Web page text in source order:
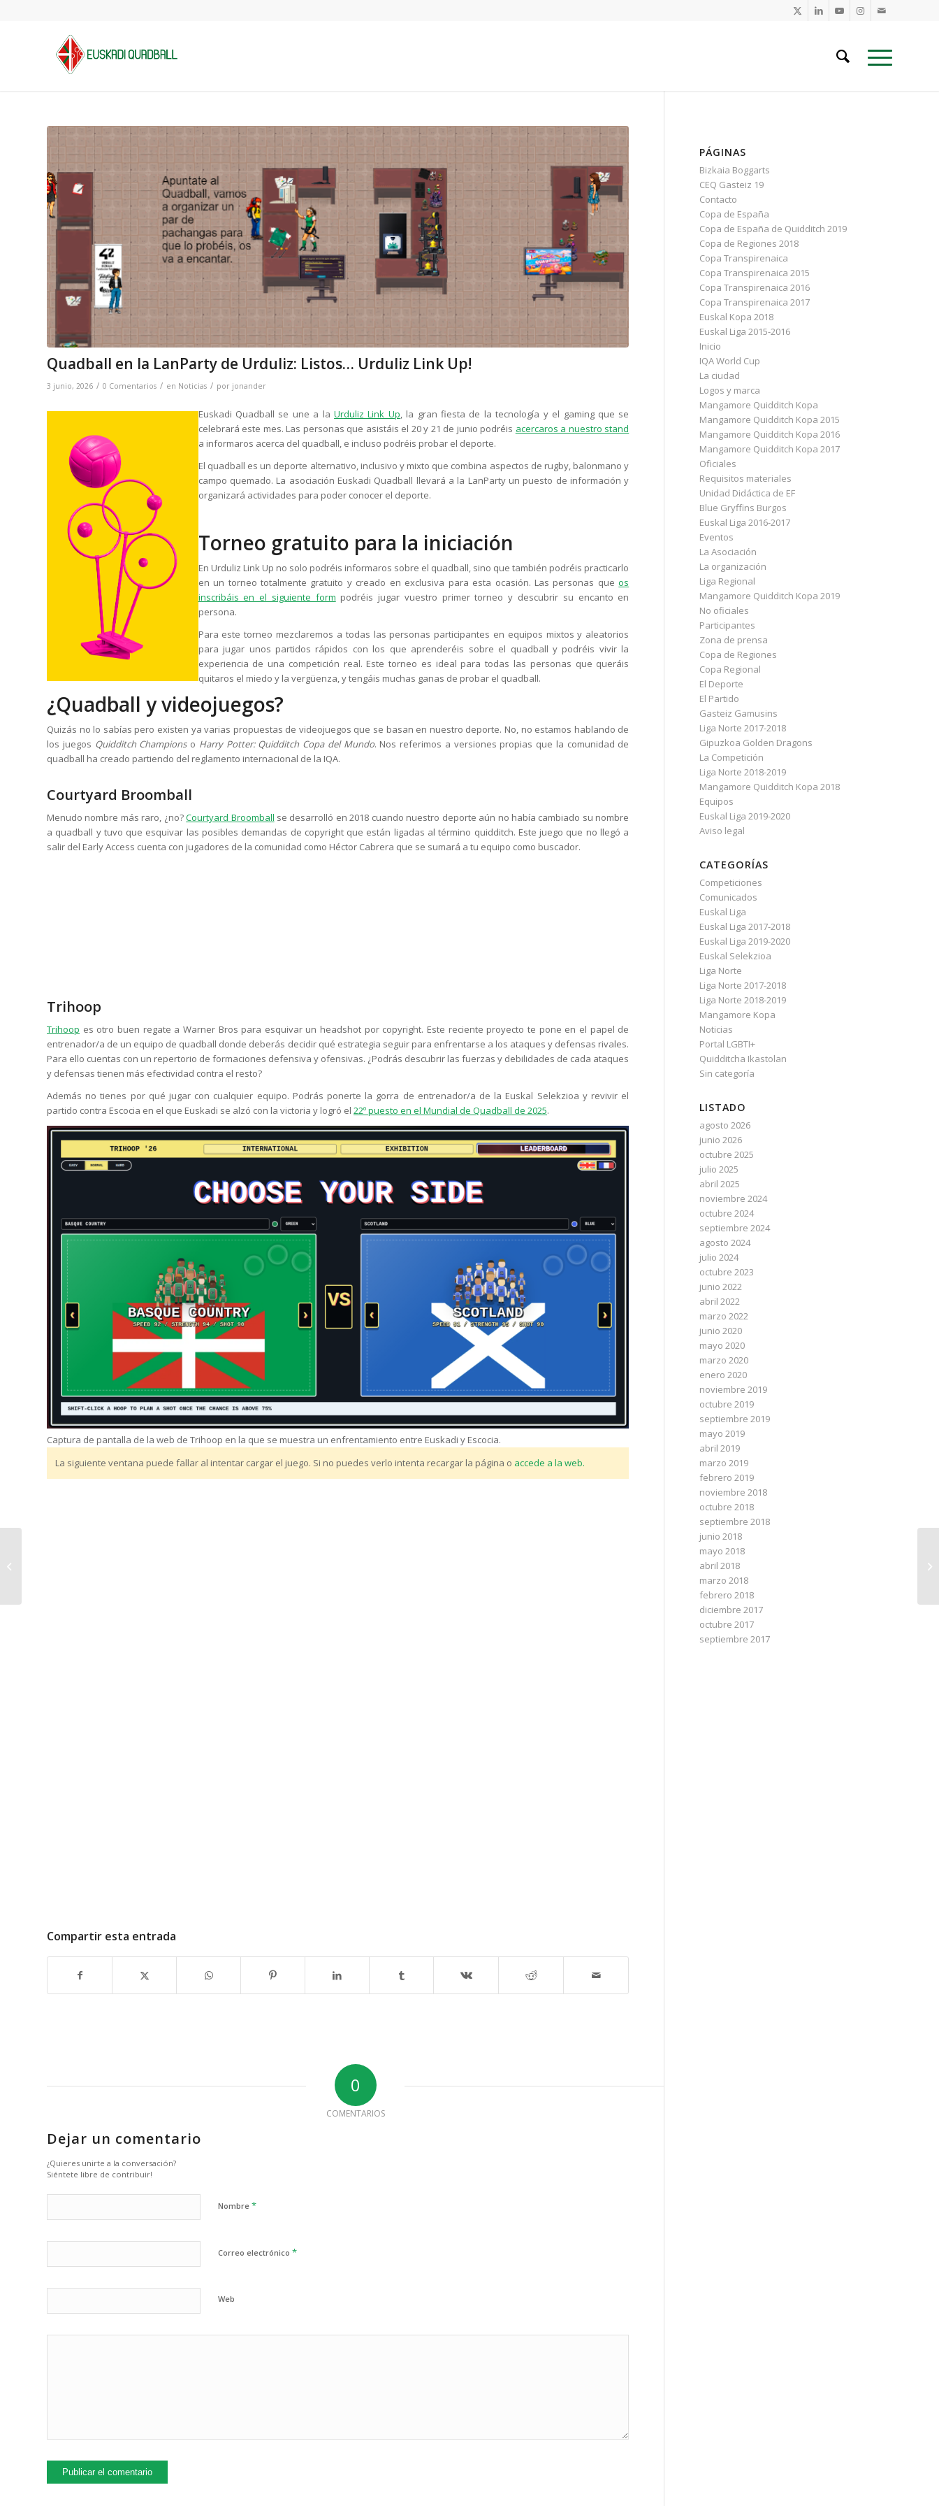
Quadball en la LanParty de Urduliz: Listos… Urduliz Link Up!
3 junio, 2026 / 0 Comentarios / en Noticias / por jonander
Euskadi Quadball se une a laUrduliz Link Up , la gran fiesta de la tecnología y el gaming que se
celebrará este mes. Las personas que asistáis el 20 y 21 de junio podréis acercaros a nuestro stand
a informaros acerca del quadball, e incluso podréis probar el deporte.
El quadball es un deporte alternativo, inclusivo y mixto que combina aspectos de rugby, balonmano y
campo quemado. La asociación Euskadi Quadball llevará a la LanParty un puesto de información y
organizará actividades para poder conocer el deporte.
Torneo gratuito para la iniciación
En Urduliz Link Up no solo podréis informaros sobre el quadball, sino que también podréis practicarlo
en un torneo totalmente gratuito y creado en exclusiva para esta ocasión. Las personas queos
inscribáis en el siguiente form podréis jugar vuestro primer torneo y descubrir su encanto en
persona.
Para este torneo mezclaremos a todas las personas participantes en equipos mixtos y aleatorios
para jugar unos partidos rápidos con los que aprenderéis sobre el quadball y podréis vivir la
experiencia de una competición real. Este torneo es ideal para todas las personas que queráis
quitaros el miedo y la vergüenza, y tengáis muchas ganas de probar el quadball.
¿Quadball y videojuegos?
Quizás no lo sabías pero existen ya varias propuestas de videojuegos que se basan en nuestro deporte. No, no estamos hablando de
los juegos Quidditch Championso Harry Potter: Quidditch Copa del Mundo. Nos referimos a versiones propias que la comunidad de
quadball ha creado partiendo del reglamento internacional de la IQA.
Courtyard Broomball
Menudo nombre más raro, ¿no?Courtyard Broomball se desarrolló en 2018 cuando nuestro deporte aún no había cambiado su nombre
a quadball y tuvo que esquivar las posibles demandas de copyright que están ligadas al término quidditch. Este juego que no llegó a
salir del Early Access cuenta con jugadores de la comunidad como Héctor Cabrera que se sumará a tu equipo como buscador.
Trihoop
Trihoop es otro buen regate a Warner Bros para esquivar un headshot por copyright. Este reciente proyecto te pone en el papel de
entrenador/a de un equipo de quadball donde deberás decidir qué estrategia seguir para enfrentarse a los ataques y defensas rivales.
Para ello cuentas con un repertorio de formaciones defensiva y ofensivas. ¿Podrás descubrir las fuerzas y debilidades de cada ataques
y defensas tienen más efectividad contra el resto?
Además no tienes por qué jugar con cualquier equipo. Podrás ponerte la gorra de entrenador/a de la Euskal Selekzioa y revivir el
partido contra Escocia en el que Euskadi se alzó con la victoria y logró el 22º puesto en el Mundial de Quadball de 2025.
Captura de pantalla de la web de Trihoop en la que se muestra un enfrentamiento entre Euskadi y Escocia.
La siguiente ventana puede fallar al intentar cargar el juego. Si no puedes verlo intenta recargar la página o accede a la web.
Compartir esta entrada
0
COMENTARIOS
Dejar un comentario
¿Quieres unirte a la conversación?
Siéntete libre de contribuir!
Nombre *
Correo electrónico *
Web
PÁGINAS
Bizkaia Boggarts
CEQ Gasteiz 19
Contacto
Copa de España
Copa de España de Quidditch 2019
Copa de Regiones 2018
Copa Transpirenaica
Copa Transpirenaica 2015
Copa Transpirenaica 2016
Copa Transpirenaica 2017
Euskal Kopa 2018
Euskal Liga 2015-2016
Inicio
IQA World Cup
La ciudad
Logos y marca
Mangamore Quidditch Kopa
Mangamore Quidditch Kopa 2015
Mangamore Quidditch Kopa 2016
Mangamore Quidditch Kopa 2017
Oficiales
Requisitos materiales
Unidad Didáctica de EF
Blue Gryffins Burgos
Euskal Liga 2016-2017
Eventos
La Asociación
La organización
Liga Regional
Mangamore Quidditch Kopa 2019
No oficiales
Participantes
Zona de prensa
Copa de Regiones
Copa Regional
El Deporte
El Partido
Gasteiz Gamusins
Liga Norte 2017-2018
Gipuzkoa Golden Dragons
La Competición
Liga Norte 2018-2019
Mangamore Quidditch Kopa 2018
Equipos
Euskal Liga 2019-2020
Aviso legal
CATEGORÍAS
Competiciones
Comunicados
Euskal Liga
Euskal Liga 2017-2018
Euskal Liga 2019-2020
Euskal Selekzioa
Liga Norte
Liga Norte 2017-2018
Liga Norte 2018-2019
Mangamore Kopa
Noticias
Portal LGBTI+
Quidditcha Ikastolan
Sin categoría
LISTADO
agosto 2026
junio 2026
octubre 2025
julio 2025
abril 2025
noviembre 2024
octubre 2024
septiembre 2024
agosto 2024
julio 2024
octubre 2023
junio 2022
abril 2022
marzo 2022
junio 2020
mayo 2020
marzo 2020
enero 2020
noviembre 2019
octubre 2019
septiembre 2019
mayo 2019
abril 2019
marzo 2019
febrero 2019
noviembre 2018
octubre 2018
septiembre 2018
junio 2018
mayo 2018
abril 2018
marzo 2018
febrero 2018
diciembre 2017
octubre 2017
septiembre 2017